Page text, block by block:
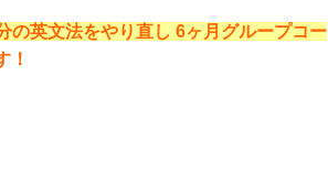
の英文法をやり直し 6ヶ月グループコー
！